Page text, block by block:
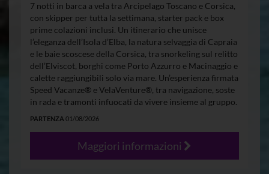
7 notti in barca a vela tra Arcipelago Toscano e Corsica,
con skipper per tutta la settimana, starter pack e box
prime colazioni inclusi. Un itinerario che unisce
l’eleganza dell’Isola d’Elba, la natura selvaggia di Capraia
e le baie scoscese della Corsica, tra snorkeling sul relitto
dell’Elviscot, borghi come Porto Azzurro e Macinaggio e
calette raggiungibili solo via mare. Un’esperienza firmata
Speed Vacanze® e VelaVenture®, tra navigazione, soste
in rada e tramonti infuocati da vivere insieme al gruppo.
PARTENZA 01/08/2026
Maggiori informazioni